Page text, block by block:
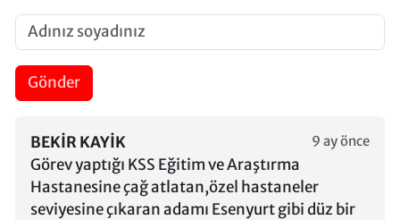
Gönder
BEKIR KAYIK 9 ay önce
Görev yaptığı KSS Eğitim ve Araştırma
Hastanesine çağ atlatan,özel hastaneler
seviyesine çıkaran adamı Esenyurt gibi düz bir